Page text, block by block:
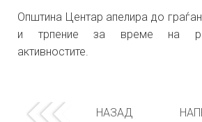
Општина Центар апелира до
и трпение за време на
активностите.
НАЗАД